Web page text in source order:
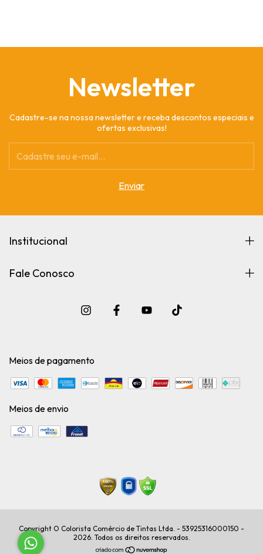
Newsletter
Cadastre-se na nossa newsletter e receba descontos especiais e
ofertas exclusivas!
Institucional
Fale Conosco
Meios de pagamento
Meios de envio
Copyright O Colorista Comércio de Tintas Ltda. - 53925316000150 -
2026. Todos os direitos reservados.